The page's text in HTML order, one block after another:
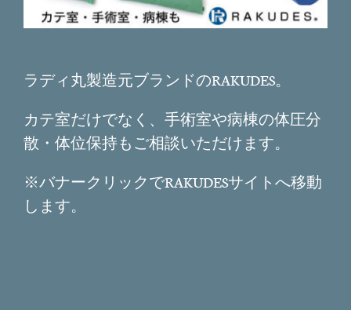
ラディ丸製造元ブランドのRAKUDES。
カテ室だけでなく、手術室や病棟の体圧分
散・体位保持もご相談いただけます。
※バナークリックでRAKUDESサイトへ移動
します。